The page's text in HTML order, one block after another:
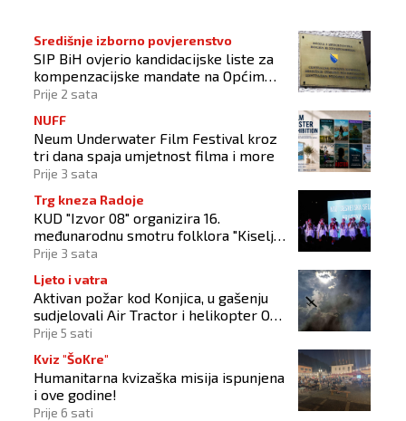
Središnje izborno povjerenstvo
SIP BiH ovjerio kandidacijske liste za
kompenzacijske mandate na Općim
izborima 2026
Prije 2 sata
NUFF
Neum Underwater Film Festival kroz
tri dana spaja umjetnost filma i more
Prije 3 sata
Trg kneza Radoje
KUD "Izvor 08" organizira 16.
međunarodnu smotru folklora "Kiseljak
2026"
Prije 3 sata
Ljeto i vatra
Aktivan požar kod Konjica, u gašenju
sudjelovali Air Tractor i helikopter OS-
a BiH
Prije 5 sati
Kviz "ŠoKre"
Humanitarna kvizaška misija ispunjena
i ove godine!
Prije 6 sati